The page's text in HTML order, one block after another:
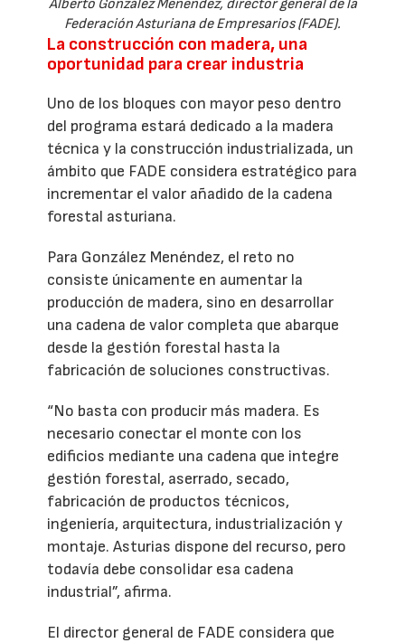
Alberto González Menéndez, director general de la
Federación Asturiana de Empresarios (FADE).
La construcción con madera, una
oportunidad para crear industria
Uno de los bloques con mayor peso dentro
del programa estará dedicado a la madera
técnica y la construcción industrializada, un
ámbito que FADE considera estratégico para
incrementar el valor añadido de la cadena
forestal asturiana.
Para González Menéndez, el reto no
consiste únicamente en aumentar la
producción de madera, sino en desarrollar
una cadena de valor completa que abarque
desde la gestión forestal hasta la
fabricación de soluciones constructivas.
“No basta con producir más madera. Es
necesario conectar el monte con los
edificios mediante una cadena que integre
gestión forestal, aserrado, secado,
fabricación de productos técnicos,
ingeniería, arquitectura, industrialización y
montaje. Asturias dispone del recurso, pero
todavía debe consolidar esa cadena
industrial”, afirma.
El director general de FADE considera que